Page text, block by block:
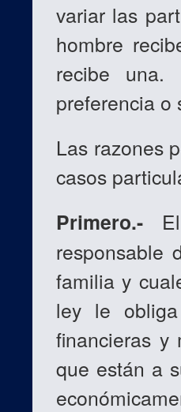
variar las
hombre
recibe
preferencia o
Las razones
casos
Primero.-
responsable
familia y
ley le
financieras y
que están a